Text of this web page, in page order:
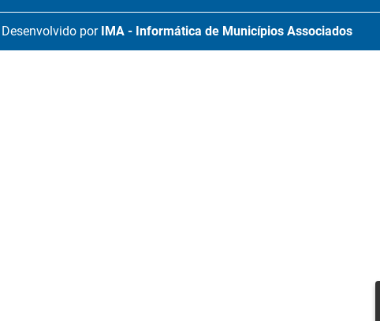
Desenvolvido por IMA - Informática de Municípios Associados